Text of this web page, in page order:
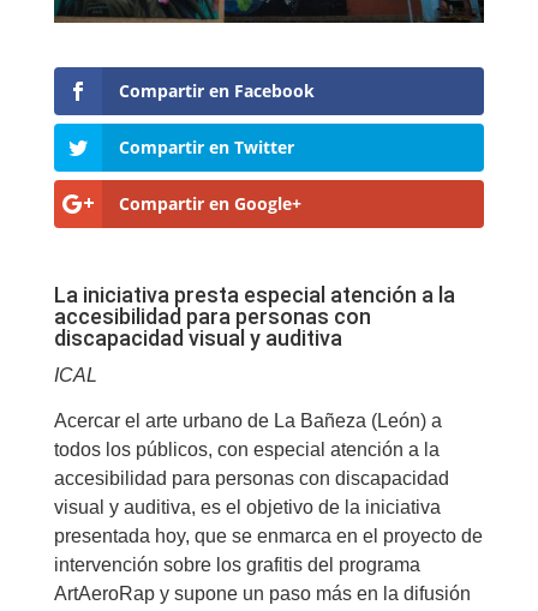
Compartir en Facebook
Compartir en Twitter
Compartir en Google+
La iniciativa presta especial atención a la
accesibilidad para personas con
discapacidad visual y auditiva
ICAL
Acercar el arte urbano de La Bañeza (León) a
todos los públicos, con especial atención a la
accesibilidad para personas con discapacidad
visual y auditiva, es el objetivo de la iniciativa
presentada hoy, que se enmarca en el proyecto de
intervención sobre los grafitis del programa
ArtAeroRap y supone un paso más en la difusión